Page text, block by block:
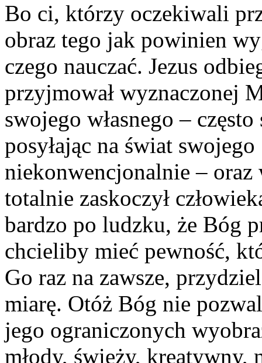
Bo ci, którzy oczekiwali
obraz tego jak powinien
czego nauczać. Jezus
przyjmował wyznaczonej
swojego własnego –
posyłając na świat
niekonwencjonalnie –
totalnie zaskoczył
bardzo po ludzku, że Bóg
chcieliby mieć pewność,
Go raz na zawsze,
miarę. Otóż Bóg nie
jego ograniczonych
młody, świeży,